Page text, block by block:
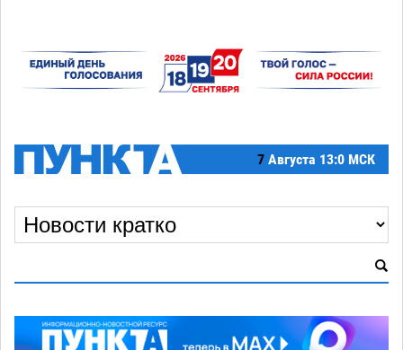
7 Августа 13:0 МСК